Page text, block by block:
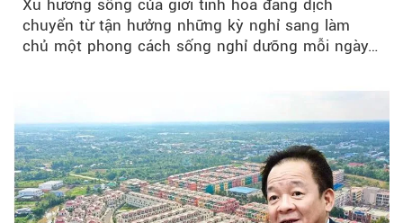
Xu hướng sống của giới tinh hoa đang dịch
chuyển từ tận hưởng những kỳ nghỉ sang làm
chủ một phong cách sống nghỉ dưỡng mỗi ngày…